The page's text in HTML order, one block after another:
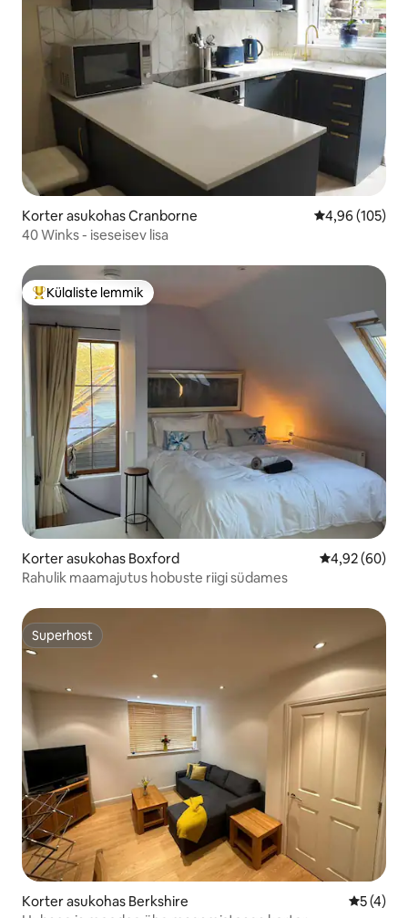
Korter asukohas Cranborne Keskmine
4,96 (105)
40 Winks - iseseisev lisa
Külaliste suur lemmik
Külaliste lemmik
Korter asukohas Boxford Keskmine
4,92 (60)
Rahulik maamajutus hobuste riigi südames
Superhost
Superhost
Korter asukohas Berkshire
5 (4)